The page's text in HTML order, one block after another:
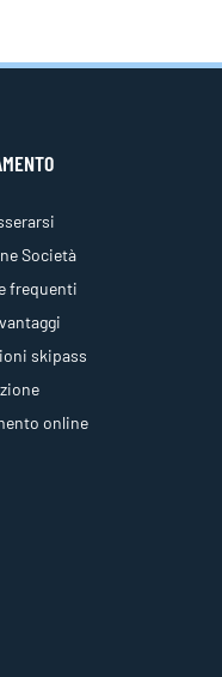
Società
frequenti
skipass
online